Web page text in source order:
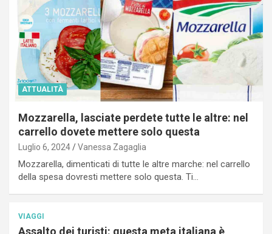
ATTUALITÀ
Mozzarella, lasciate perdete tutte le altre: nel
carrello dovete mettere solo questa
Luglio 6, 2024 Vanessa Zagaglia
Mozzarella, dimenticati di tutte le altre marche: nel carrello
della spesa dovresti mettere solo questa. Ti…
VIAGGI
Assalto dei turisti: questa meta italiana è